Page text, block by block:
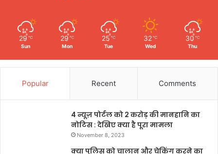
29 ℃
Sun
29 ℃
Mon
25 ℃
Tue
32 ℃
Wed
30 ℃
Thu
Popular Recent Comments
4 न्यूज़ पोर्टल को 2 करोड़ की मानहानि का
नोटिस : देखिए क्या है पूरा मामला
November 8, 2023
क्या पुलिस को चालान और चेकिंग करने का